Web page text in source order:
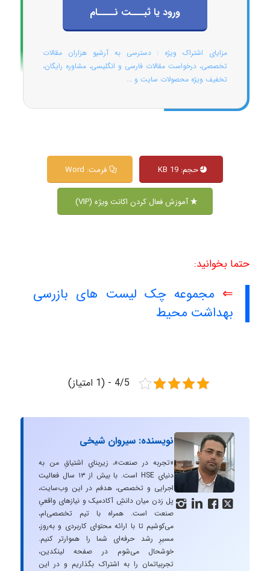
ورود یا ثبـــت نــــام
مزایای اشتراک ویژه : دسترسی به آرشیو هزاران مقالات
تخصصی، درخواست مقالات فارسی و انگلیسی، مشاوره رایگان،
تخفیف ویژه محصولات سایت و ...
حجم: 19 KB فرمت: Word
آموزش فعال کردن اکانت ویژه (VIP)
حتما بخوانید:
⇐ مجموعه چک لیست های بازرسی
بهداشت محیط
4/5 - (1 امتیاز)
   
نویسنده: سیروان شیخی
«تجربه در صنعت»، زیربنایِ اشتیاقِ من به
دنیایِ HSE است. با بیش از ۱۳ سال فعالیت
اجرایی و تخصصی، هدفم در این وب‌سایت،
پل زدن میان دانشِ آکادمیک و نیازهای واقعیِ
صنعت است. همراه با تیم تخصصی‌ام،
می‌کوشیم تا با ارائه محتوای کاربردی و به‌روز،
مسیرِ رشد حرفه‌ای شما را هموارتر کنیم.
خوشحال می‌شوم در صفحه لینکدین،
تجربیاتمان را به اشتراک بگذاریم و در این